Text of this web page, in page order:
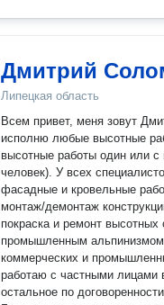
Дмитрий
Липецкая область
Всем привет, меня зовут
исполню любые высотные работы
высотные работы один или с
человек). У всех специалистов —
фасадные и кровельные работы; мойка и очистка
монтаж/демонтаж конструкций; герметизация и утепление
покраска и ремонт высотных объектов; и многое
промышленным
коммерческих и
работаю с частными лицами
остальное по